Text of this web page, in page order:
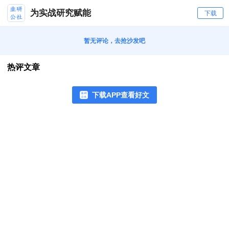
为实战研究赋能 下载
暂无评论，去抢沙发吧
热评文章
下载APP查看好文